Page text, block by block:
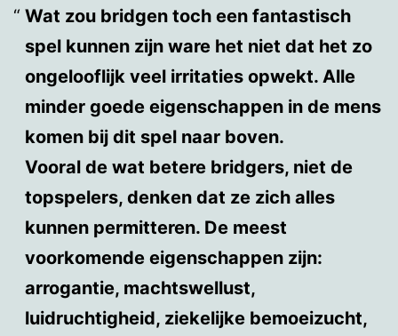
Wat zou bridgen toch een fantastisch
spel kunnen zijn ware het niet dat het zo
ongelooflijk veel irritaties opwekt. Alle
minder goede eigenschappen in de mens
komen bij dit spel naar boven.
Vooral de wat betere bridgers, niet de
topspelers, denken dat ze zich alles
kunnen permitteren. De meest
voorkomende eigenschappen zijn:
arrogantie, machtswellust,
luidruchtigheid, ziekelijke bemoeizucht,